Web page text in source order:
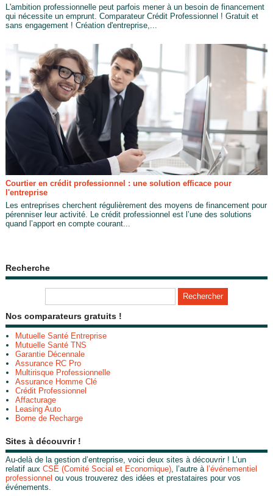
L'ambition professionnelle peut parfois mener à un besoin de financement
qui nécessite un emprunt. Comparateur Crédit Professionnel ! Gratuit et
sans engagement ! Création d'entreprise,...
Courtier en crédit professionnel : une solution efficace pour
l'entreprise
Les entreprises cherchent régulièrement des moyens de financement pour
pérenniser leur activité. Le crédit professionnel est l’une des solutions
quand l’apport en compte courant...
Recherche
Nos comparateurs gratuits !
Mutuelle Santé Entreprise
Mutuelle Santé TNS
Garantie Décennale
Assurance RC Pro
Multirisque Professionnelle
Assurance Homme Clé
Crédit Professionnel
Affacturage
Leasing Auto
Borne de Recharge
Sites à découvrir !
Au-delà de la gestion d’entreprise, voici deux sites à découvrir ! L’un
relatif aux CSE (Comité Social et Economique), l’autre à l’événementiel
professionnel ou vous trouverez des idées et prestataires pour vos
événements.